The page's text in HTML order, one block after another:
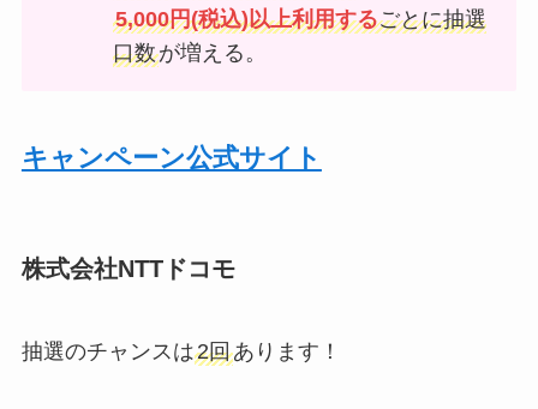
5,000円(税込)以上利用するごとに抽選
口数が増える。
キャンペーン公式サイト
株式会社NTTドコモ
抽選のチャンスは2回あります！